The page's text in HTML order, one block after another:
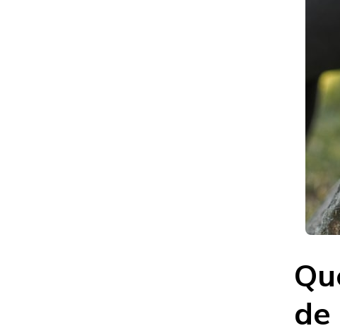
de